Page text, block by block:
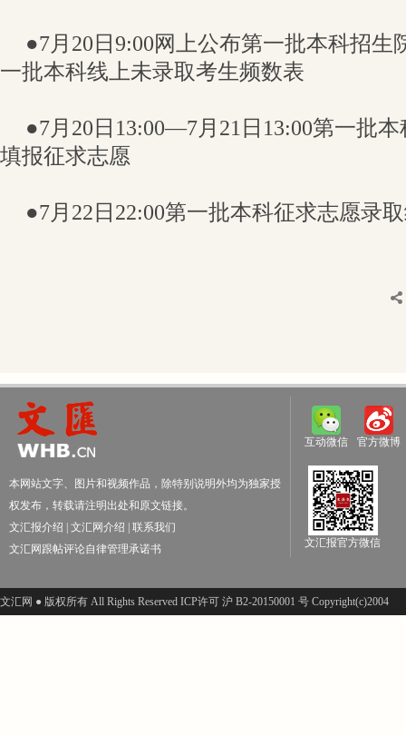
●7月20日9:00网上公布第一批本科招生
一批本科线上未录取考生频数表
●7月20日13:00—7月21日13:00第一批
填报征求志愿
●7月22日22:00第一批本科征求志愿录
本网站文字、图片和视频作品，除特别说明外均为独家授
权发布，转载请注明出处和原文链接。
文汇报介绍
文汇网介绍
联系我们
文汇网跟帖评论自律管理承诺书
互动微信 官方微博
文汇报官方微信
文汇网 ● 版权所有 All Rights Reserved ICP许可 沪 B2-20150001 号 Copyright(c)2004